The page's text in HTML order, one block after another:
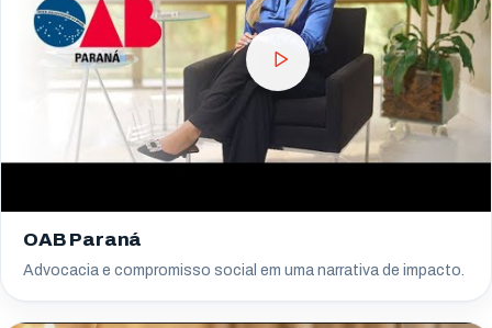
OAB Paraná
Advocacia e compromisso social em uma narrativa de impacto.